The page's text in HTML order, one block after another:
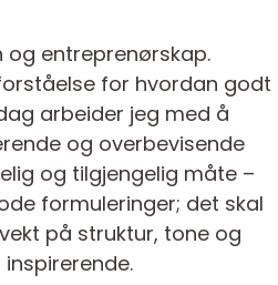
og entreprenørskap.
for hvordan godt
arbeider jeg med å
og overbevisende
og tilgjengelig måte –
formuleringer; det skal
på struktur, tone og